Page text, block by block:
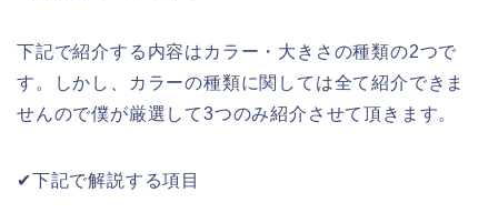
下記で紹介する内容はカラー・大きさの種類の2つで
す。しかし、カラーの種類に関しては全て紹介できま
せんので僕が厳選して3つのみ紹介させて頂きます。
✔︎下記で解説する項目